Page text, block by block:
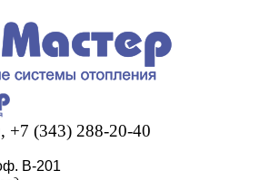
+7 (343) 288-20-40
В-201